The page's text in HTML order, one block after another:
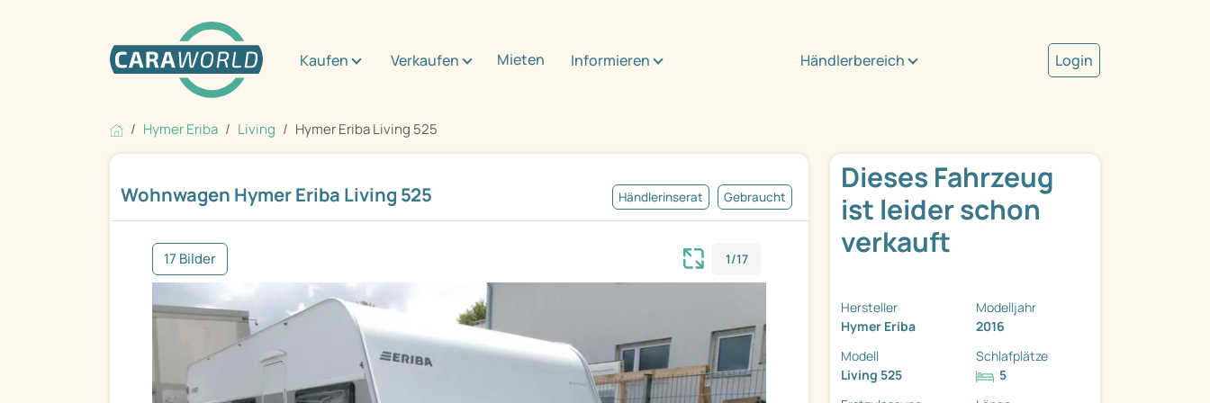
Kaufen Verkaufen Mieten Informieren Händlerbereich Login
Hymer Eriba Living Hymer Eriba Living 525
Wohnwagen Hymer Eriba Living 525 Händlerinserat Gebraucht
17 Bilder 1/17
Dieses Fahrzeug
ist leider schon
verkauft
Hersteller
Hymer Eriba
Modelljahr
2016
Modell
Living 525
Schlafplätze
5